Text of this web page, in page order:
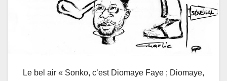
Le bel air « Sonko, c’est Diomaye Faye ; Diomaye,